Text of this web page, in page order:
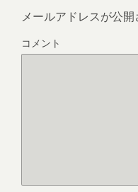
メールアドレスが公開
コメント